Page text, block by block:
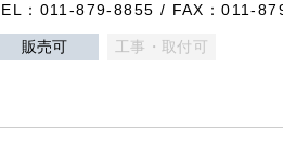
：011-879-8855 / FAX：011-
販売可 工事・取付可